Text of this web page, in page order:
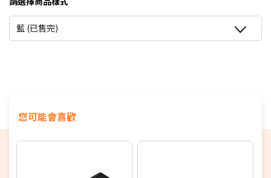
多元相容支援WIN/MAC/Android
免費HDDtoGO及OStogo軟體(需至官網下載)
原廠三年保固
藍 (已售完)
您可能會喜歡